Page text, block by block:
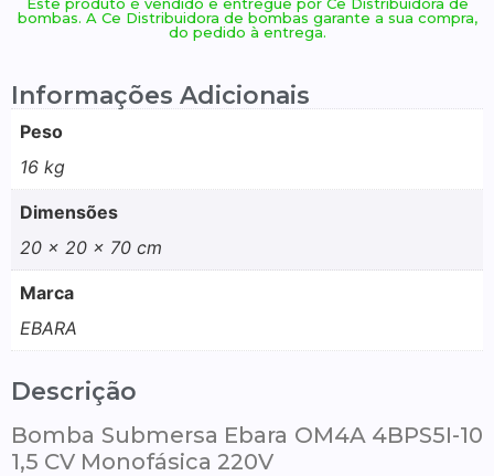
bombas. A Ce Distribuidora de bombas garante a sua compra,
do pedido à entrega.
Informações Adicionais
Peso
16 kg
Dimensões
20 × 20 × 70 cm
Marca
EBARA
Descrição
Bomba Submersa Ebara OM4A 4BPS5I-10
1,5 CV Monofásica 220V